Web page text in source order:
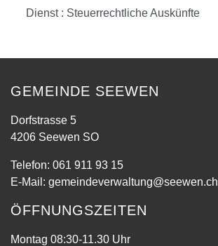
Dienst : Steuerrechtliche Auskünfte
GEMEINDE SEEWEN
Dorfstrasse 5
4206 Seewen SO
Telefon: 061 911 93 15
E-Mail: gemeindeverwaltung@seewen.ch
ÖFFNUNGSZEITEN
Montag 08:30-11.30 Uhr